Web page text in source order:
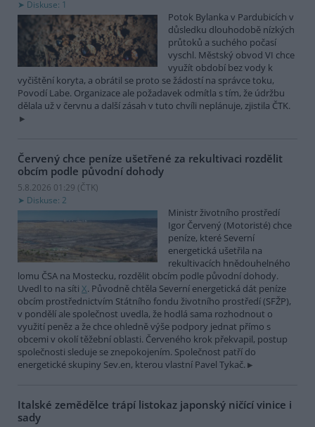
Diskuse: 1
Potok Bylanka v Pardubicích v
důsledku dlouhodobě nízkých
průtoků a suchého počasí
vyschl. Městský obvod VI chce
využít období bez vody k
vyčištění koryta, a obrátil se proto se žádostí na správce toku,
Povodí Labe. Organizace ale požadavek odmítla s tím, že údržbu
dělala už v červnu a další zásah v tuto chvíli neplánuje, zjistila ČTK.
Červený chce peníze ušetřené za rekultivaci rozdělit
obcím podle původní dohody
5.8.2026 01:29 (ČTK)
Diskuse: 2
Ministr životního prostředí
Igor Červený (Motoristé) chce
peníze, které Severní
energetická ušetřila na
rekultivacích hnědouhelného
lomu ČSA na Mostecku, rozdělit obcím podle původní dohody.
Uvedl to na síti X. Původně chtěla Severní energetická dát peníze
obcím prostřednictvím Státního fondu životního prostředí (SFŽP),
v pondělí ale společnost uvedla, že hodlá sama rozhodnout o
využití peněz a že chce ohledně výše podpory jednat přímo s
obcemi v okolí těžební oblasti. Červeného krok překvapil, postup
společnosti sleduje se znepokojením. Společnost patří do
energetické skupiny Sev.en, kterou vlastní Pavel Tykač.
Italské zemědělce trápí listokaz japonský ničící vinice i
sady